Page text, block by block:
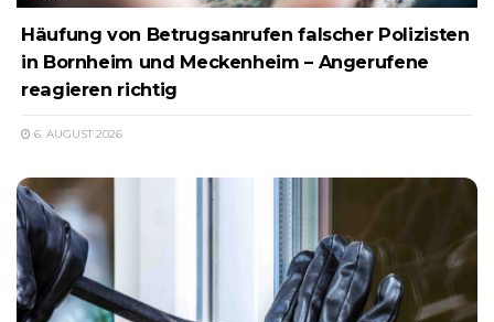
Häufung von Betrugsanrufen falscher Polizisten
in Bornheim und Meckenheim – Angerufene
reagieren richtig
6. AUGUST 2026